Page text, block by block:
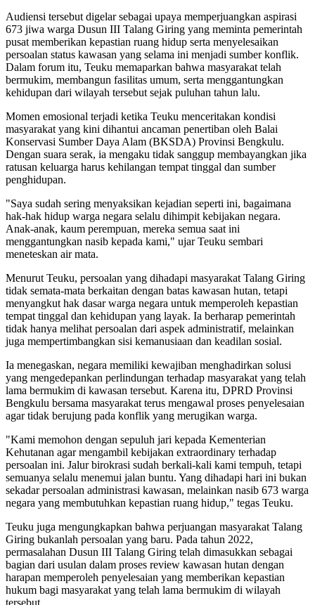
Audiensi tersebut digelar sebagai upaya memperjuangkan aspirasi
673 jiwa warga Dusun III Talang Giring yang meminta pemerintah
pusat memberikan kepastian ruang hidup serta menyelesaikan
persoalan status kawasan yang selama ini menjadi sumber konflik.
Dalam forum itu, Teuku memaparkan bahwa masyarakat telah
bermukim, membangun fasilitas umum, serta menggantungkan
kehidupan dari wilayah tersebut sejak puluhan tahun lalu.
Momen emosional terjadi ketika Teuku menceritakan kondisi
masyarakat yang kini dihantui ancaman penertiban oleh Balai
Konservasi Sumber Daya Alam (BKSDA) Provinsi Bengkulu.
Dengan suara serak, ia mengaku tidak sanggup membayangkan jika
ratusan keluarga harus kehilangan tempat tinggal dan sumber
penghidupan.
"Saya sudah sering menyaksikan kejadian seperti ini, bagaimana
hak-hak hidup warga negara selalu dihimpit kebijakan negara.
Anak-anak, kaum perempuan, mereka semua saat ini
menggantungkan nasib kepada kami," ujar Teuku sembari
meneteskan air mata.
Menurut Teuku, persoalan yang dihadapi masyarakat Talang Giring
tidak semata-mata berkaitan dengan batas kawasan hutan, tetapi
menyangkut hak dasar warga negara untuk memperoleh kepastian
tempat tinggal dan kehidupan yang layak. Ia berharap pemerintah
tidak hanya melihat persoalan dari aspek administratif, melainkan
juga mempertimbangkan sisi kemanusiaan dan keadilan sosial.
Ia menegaskan, negara memiliki kewajiban menghadirkan solusi
yang mengedepankan perlindungan terhadap masyarakat yang telah
lama bermukim di kawasan tersebut. Karena itu, DPRD Provinsi
Bengkulu bersama masyarakat terus mengawal proses penyelesaian
agar tidak berujung pada konflik yang merugikan warga.
"Kami memohon dengan sepuluh jari kepada Kementerian
Kehutanan agar mengambil kebijakan extraordinary terhadap
persoalan ini. Jalur birokrasi sudah berkali-kali kami tempuh, tetapi
semuanya selalu menemui jalan buntu. Yang dihadapi hari ini bukan
sekadar persoalan administrasi kawasan, melainkan nasib 673 warga
negara yang membutuhkan kepastian ruang hidup," tegas Teuku.
Teuku juga mengungkapkan bahwa perjuangan masyarakat Talang
Giring bukanlah persoalan yang baru. Pada tahun 2022,
permasalahan Dusun III Talang Giring telah dimasukkan sebagai
bagian dari usulan dalam proses review kawasan hutan dengan
harapan memperoleh penyelesaian yang memberikan kepastian
hukum bagi masyarakat yang telah lama bermukim di wilayah